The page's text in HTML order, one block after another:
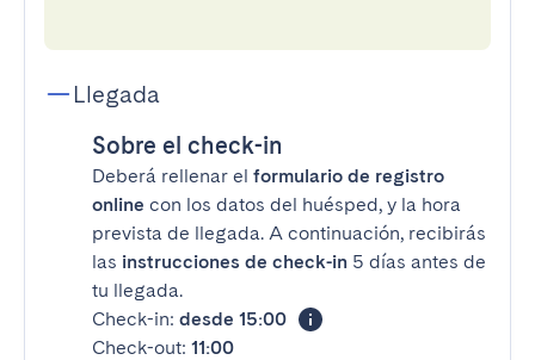
Llegada
Sobre el check-in
Deberá rellenar el formulario de registro
online con los datos del huésped, y la hora
prevista de llegada. A continuación, recibirás
las instrucciones de check-in 5 días antes de
tu llegada.
Check-in: desde 15:00
Check-out: 11:00